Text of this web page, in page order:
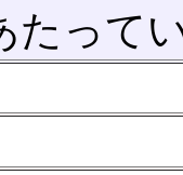
たって